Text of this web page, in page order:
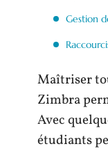
Gestion
Maîtriser
Zimbra
Avec
étudiants